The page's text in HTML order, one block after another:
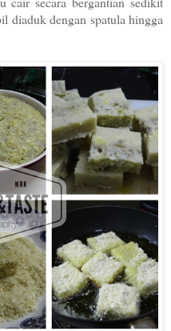
diaduk dengan spatula hingga